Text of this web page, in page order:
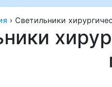
› Светильники